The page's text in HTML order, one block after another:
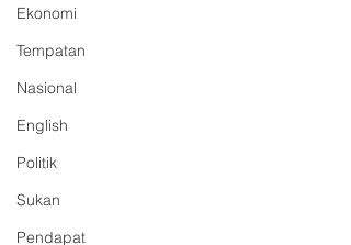
Ekonomi
Tempatan
Nasional
English
Politik
Sukan
Pendapat